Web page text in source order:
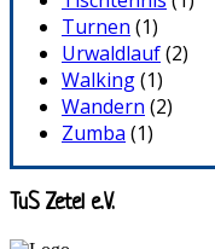
Turnen (1)
Urwaldlauf(2)
Walking(1)
Wandern (2)
Zumba (1)
TuS Zetel e.V.